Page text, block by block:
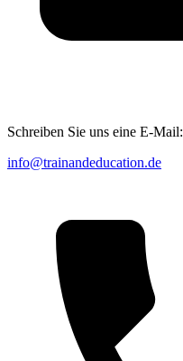
Schreiben Sie uns eine E-Mail:
info@trainandeducation.de